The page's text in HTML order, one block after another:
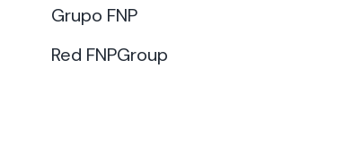
Grupo FNP
Red FNPGroup